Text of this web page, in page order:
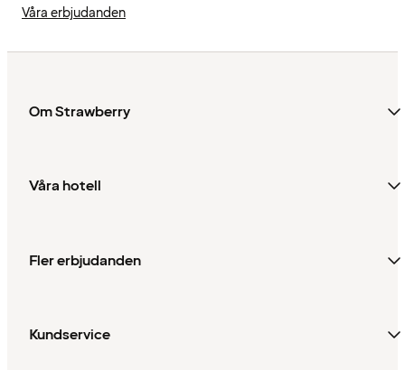
Våra erbjudanden
Om Strawberry
Våra hotell
Fler erbjudanden
Kundservice